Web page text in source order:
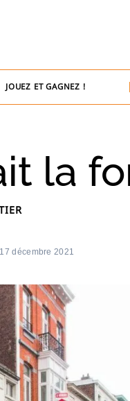
JOUEZ ET GAGNEZ !
la
17 décembre 2021